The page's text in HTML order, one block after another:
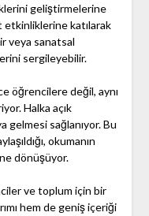
geliştirmelerine
etkinliklerine katılarak
veya sanatsal
sergileyebilir.
öğrencilere değil, aynı
Halka açık
sağlanıyor. Bu
okumanın
dönüşüyor.
ve toplum için bir
hem de geniş içeriği